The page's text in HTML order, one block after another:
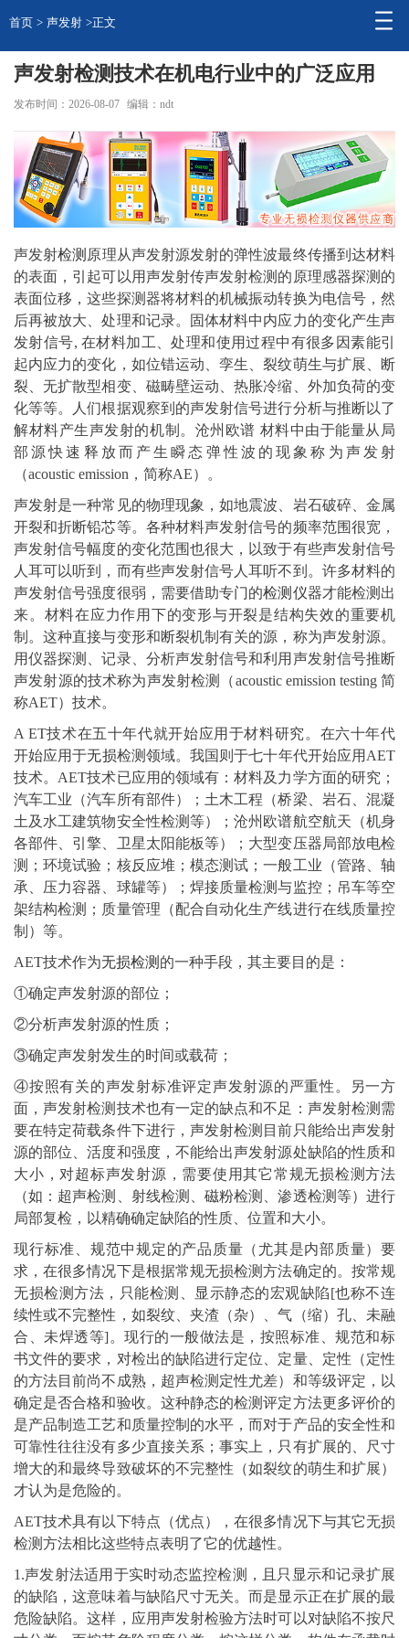
首页 > 声发射 >正文
声发射检测技术在机电行业中的广泛应用
发布时间：2026-08-07 编辑：ndt
声发射检测 原理从声发射源发射的弹性波最终传播到达材料
的表面，引起可以用声发射传声发射检测的原理感器探测的
表面位移，这些探测器将材料的机械振动转换为电信号，然
后再被放大、处理和记录。固体材料中内应力的变化产生声
发射信号, 在材料加工、处理和使用过程中有很多因素能引
起内应力的变化，如位错运动、孪生、裂纹萌生与扩展、断
裂、无扩散型相变、磁畴壁运动、热胀冷缩、外加负荷的变
化等等。人们根据观察到的声发射信号进行分析与推断以了
解材料产生声发射的机制。沧州欧谱 材料中由于能量从局
部源快速释放而产生瞬态弹性波的现象称为声发射
（acoustic emission，简称AE）。
声发射是一种常见的物理现象，如地震波、岩石破碎、金属
开裂和折断铅芯等。各种材料声发射信号的频率范围很宽，
声发射信号幅度的变化范围也很大，以致于有些声发射信号
人耳可以听到，而有些声发射信号人耳听不到。许多材料的
声发射信号强度很弱，需要借助专门的检测仪器才能检测出
来。材料在应力作用下的变形与开裂是结构失效的重要机
制。这种直接与变形和断裂机制有关的源，称为声发射源。
用仪器探测、记录、分析声发射信号和利用声发射信号推断
声发射源的技术称为声发射检测（acoustic emission testing 简
称AET）技术。
A ET技术在五十年代就开始应用于材料研究。在六十年代
开始应用于无损检测领域。我国则于七十年代开始应用AET
技术。AET技术已应用的领域有：材料及力学方面的研究；
汽车工业（汽车所有部件）；土木工程（桥梁、岩石、混凝
土及水工建筑物安全性检测等）；沧州欧谱航空航天（机身
各部件、引擎、卫星太阳能板等）；大型变压器局部放电检
测；环境试验；核反应堆；模态测试；一般工业（管路、轴
承、压力容器、球罐等）；焊接质量检测与监控；吊车等空
架结构检测；质量管理（配合自动化生产线进行在线质量控
制）等。
AET技术作为无损检测 的一种手段，其主要目的是：
①确定声发射源的部位；
②分析声发射源的性质；
③确定声发射发生的时间或载荷；
④按照有关的声发射标准评定声发射源的严重性。另一方
面，声发射检测技术也有一定的缺点和不足：声发射检测需
要在特定荷载条件下进行，声发射检测目前只能给出声发射
源的部位、活度和强度，不能给出声发射源处缺陷的性质和
大小，对超标声发射源，需要使用其它常规无损检测方法
（如：超声检测、射线检测、磁粉检测、渗透检测等）进行
局部复检，以精确确定缺陷的性质、位置和大小。
现行标准、规范中规定的产品质量（尤其是内部质量）要
求，在很多情况下是根据常规无损检测方法确定的。按常规
无损检测方法，只能检测、显示静态的宏观缺陷[也称不连
续性或不完整性，如裂纹、夹渣（杂）、气（缩）孔、未融
合、未焊透等]。现行的一般做法是，按照标准、规范和标
书文件的要求，对检出的缺陷进行定位、定量、定性（定性
的方法目前尚不成熟，超声检测定性尤差）和等级评定，以
确定是否合格和验收。这种静态的检测评定方法更多评价的
是产品制造工艺和质量控制的水平，而对于产品的安全性和
可靠性往往没有多少直接关系；事实上，只有扩展的、尺寸
增大的和最终导致破坏的不完整性（如裂纹的萌生和扩展）
才认为是危险的。
AET技术具有以下特点（优点），在很多情况下与其它无损
检测方法相比这些特点表明了它的优越性。
1.声发射法适用于实时动态监控检测，且只显示和记录扩展
的缺陷，这意味着与缺陷尺寸无关。而是显示正在扩展的最
危险缺陷。这样，应用声发射检验方法时可以对缺陷不按尺